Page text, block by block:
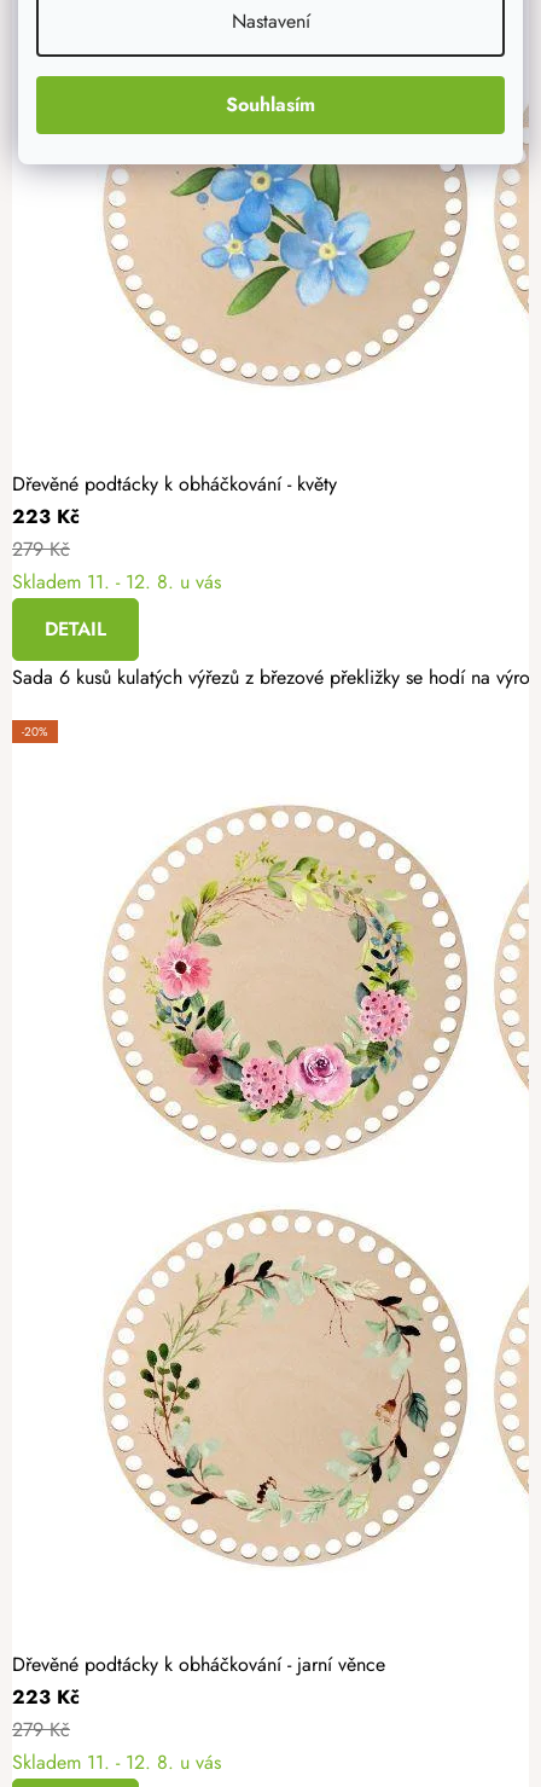
Nastavení
Souhlasím
Dřevěné podtácky k obháčkování - květy
223 Kč
279 Kč
Skladem 11. - 12. 8. u vás
DETAIL
Sada 6 kusů kulatých výřezů z březové překližky se hodí na
-20%
Dřevěné podtácky k obháčkování - jarní věnce
223 Kč
279 Kč
Skladem 11. - 12. 8. u vás